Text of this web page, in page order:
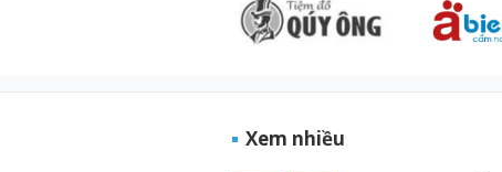
Xem nhiều